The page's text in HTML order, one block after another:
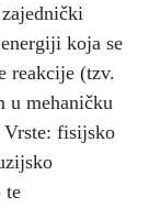
koja se
reakcije (tzv.
u mehaničku
fisijsko
te